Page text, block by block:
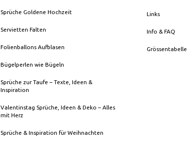
Sprüche Goldene Hochzeit
Servietten Falten
Folienballons Aufblasen
Bügelperlen wie Bügeln
Sprüche zur Taufe – Texte, Ideen &
Inspiration
Valentinstag Sprüche, Ideen & Deko – Alles
mit Herz
Sprüche & Inspiration für Weihnachten
Links
Info & FAQ
Grössentabelle